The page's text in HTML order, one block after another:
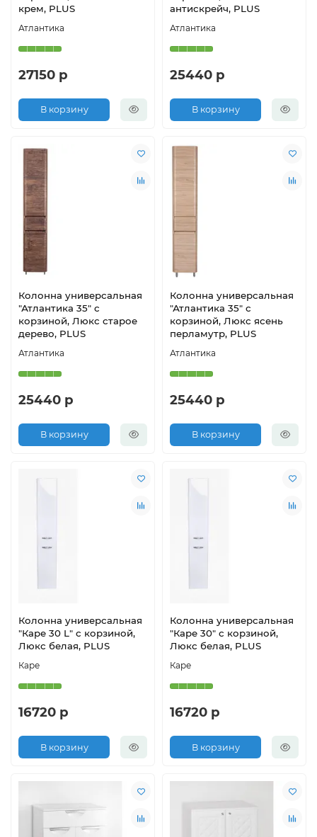
крем, PLUS
Атлантика
27150 р
В корзину
антискрейч, PLUS
Атлантика
25440 р
В корзину
Колонна универсальная
"Атлантика 35" с
корзиной, Люкс старое
дерево, PLUS
Атлантика
25440 р
В корзину
Колонна универсальная
"Атлантика 35" с
корзиной, Люкс ясень
перламутр, PLUS
Атлантика
25440 р
В корзину
Колонна универсальная
"Каре 30 L" с корзиной,
Люкс белая, PLUS
Каре
16720 р
В корзину
Колонна универсальная
"Каре 30" с корзиной,
Люкс белая, PLUS
Каре
16720 р
В корзину